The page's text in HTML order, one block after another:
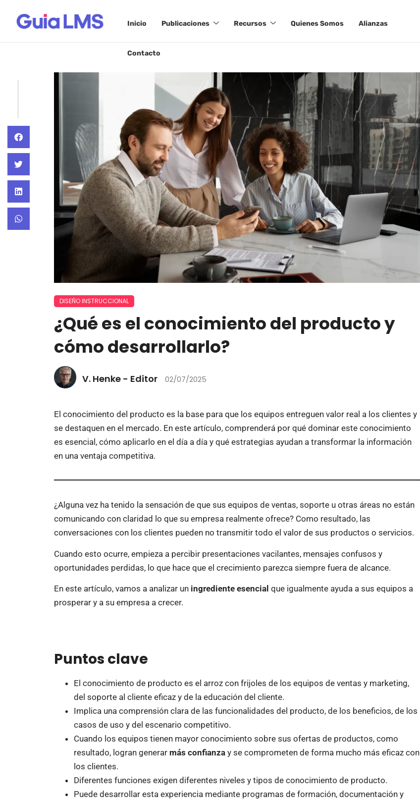
Inicio Publicaciones Recursos Quienes Somos Alianzas
Contacto
DISEÑO INSTRUCCIONAL
¿Qué es el conocimiento del producto y
cómo desarrollarlo?
V. Henke - Editor 02/07/2025
El conocimiento del producto es la base para que los equipos entreguen valor real a los clientes y
se destaquen en el mercado. En este artículo, comprenderá por qué dominar este conocimiento
es esencial, cómo aplicarlo en el día a día y qué estrategias ayudan a transformar la información
en una ventaja competitiva.
¿Alguna vez ha tenido la sensación de que sus equipos de ventas, soporte u otras áreas no están
comunicando con claridad lo que su empresa realmente ofrece? Como resultado, las
conversaciones con los clientes pueden no transmitir todo el valor de sus productos o servicios.
Cuando esto ocurre, empieza a percibir presentaciones vacilantes, mensajes confusos y
oportunidades perdidas, lo que hace que el crecimiento parezca siempre fuera de alcance.
En este artículo, vamos a analizar un ingrediente esencial que igualmente ayuda a sus equipos a
prosperar y a su empresa a crecer.
Puntos clave
El conocimiento de producto es el arroz con frijoles de los equipos de ventas y marketing,
del soporte al cliente eficaz y de la educación del cliente.
Implica una comprensión clara de las funcionalidades del producto, de los beneficios, de los
casos de uso y del escenario competitivo.
Cuando los equipos tienen mayor conocimiento sobre sus ofertas de productos, como
resultado, logran generar más confianzay se comprometen de forma mucho más eficaz con
los clientes.
Diferentes funciones exigen diferentes niveles y tipos de conocimiento de producto.
Puede desarrollar esta experiencia mediante programas de formación, documentación y